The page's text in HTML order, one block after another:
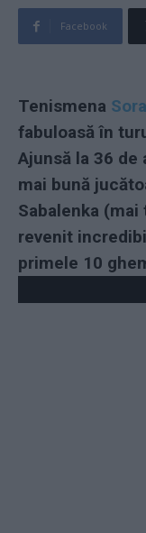
Facebook
Tenismena
fabuloasă în
Ajunsă la 36 de
mai bună
Sabalenka (mai
revenit
primele 10